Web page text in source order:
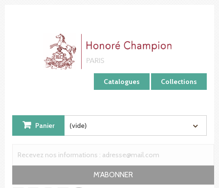
Catalogues Collections
Panier (vide)
M'ABONNER